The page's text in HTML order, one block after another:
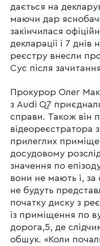
дається на
маючи дар
закінчилася
декларації і 7
реєстру внесли
Сус після
Прокурор Олег
з Audi Q7
справи. Також він
відеореєстратора
прилеглих
досудовому
значення по
вони не мають і,
не будуть
початку диску з
із приміщення по
дорога,5, де
обшук. «Коли